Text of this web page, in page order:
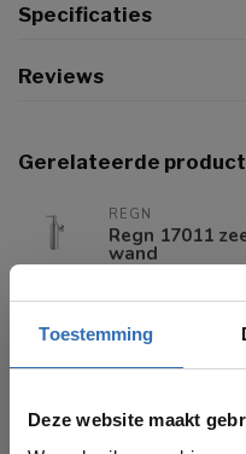
Toestemming
Deze website maakt
Specificaties
Reviews
Gerelateerde
REGN
Regn 17011
wand
HOTBATH
Hotbath
zeepdispenser